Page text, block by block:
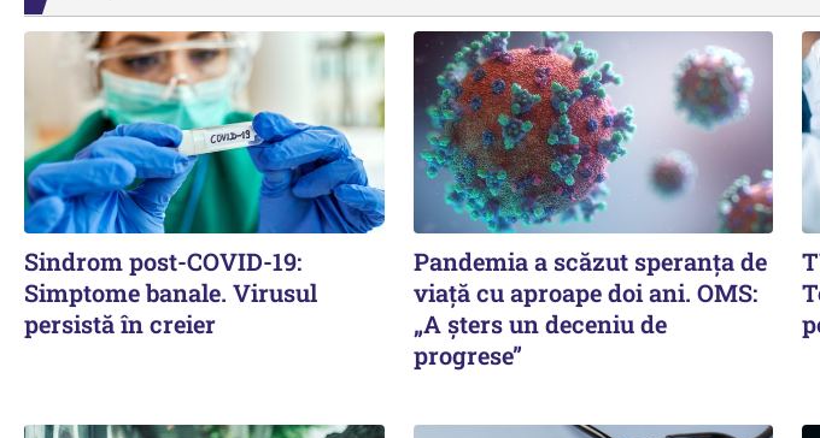
Sindrom post-COVID-19:
Simptome banale. Virusul
persistă în creier
Pandemia a scăzut speranţa de
viaţă cu aproape doi ani. OMS:
„A şters un deceniu de
progrese”